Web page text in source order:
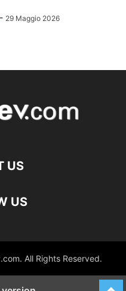
- 29 Maggio 2026
US
US
All Rights Reserved.